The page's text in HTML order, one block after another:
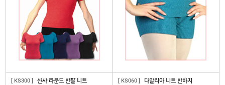
[ KS300 ] 산샤 라운드 반팔 니트 [ KS060 ] 다알리아 니트 반바지